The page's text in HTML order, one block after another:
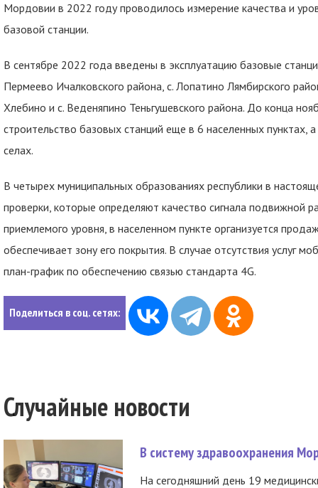
Мордовии в 2022 году проводилось измерение качества и
базовой станции.
В сентябре 2022 года введены в эксплуатацию базовые
Пермеево Ичалковского района, с. Лопатино Лямбирского
Хлебино и с. Веденяпино Теньгушевского района. До конца
строительство базовых станций еще в 6 населенных
селах.
В четырех муниципальных образованиях республики в
проверки, которые определяют качество сигнала подвижной
приемлемого уровня, в населенном пункте организуется
обеспечивает зону его покрытия. В случае отсутствия услуг
план-график по обеспечению связью стандарта 4G.
Поделиться в соц. сетях:
Случайные новости
В систему здравоохранения
На сегодняшний день 19